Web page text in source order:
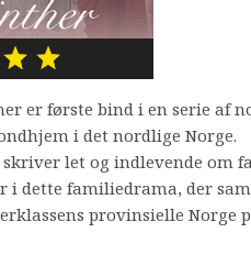
er første bind i en serie af
i det nordlige Norge.
skriver let og indlevende om
i dette familiedrama, der
provinsielle Norge